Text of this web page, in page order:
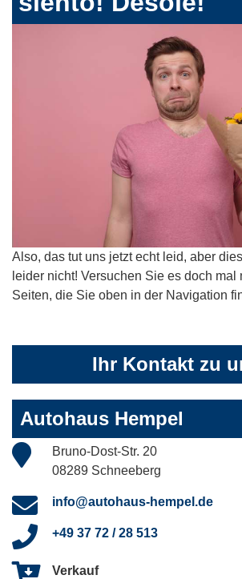
Also, das tut uns jetzt echt leid, aber
leider nicht! Versuchen Sie es doch mal
Seiten, die Sie oben in der Navigation
Ihr Kontakt zu
Autohaus Hempel
Bruno-Dost-Str. 20
08289 Schneeberg
info@autohaus-hempel.de
+49 37 72 / 28 513
Verkauf